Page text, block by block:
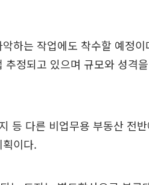
하는 작업에도 착수할 예정
정되고 있으며 규모와 성격
등 다른 비업무용 부동산 전
이다.